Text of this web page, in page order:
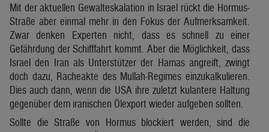
Mit der aktuellen Gewalteskalation in Israel rückt die Hormus-
Straße aber einmal mehr in den Fokus der Aufmerksamkeit.
Zwar denken Experten nicht, dass es schnell zu einer
Gefährdung der Schifffahrt kommt. Aber die Möglichkeit, dass
Israel den Iran als Unterstützer der Hamas angreift, zwingt
doch dazu, Racheakte des Mullah-Regimes einzukalkulieren.
Dies auch dann, wenn die USA ihre zuletzt kulantere Haltung
gegenüber dem iranischen Ölexport wieder aufgeben sollten.
Sollte die Straße von Hormus blockiert werden, sind die